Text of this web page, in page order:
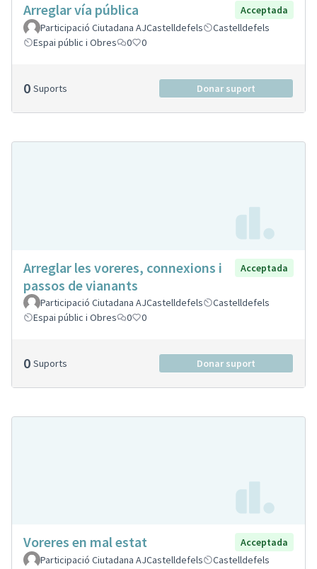
Arreglar vía pública
Acceptada
Participació Ciutadana AJCastelldefels
Castelldefels
Espai públic i Obres
0 0
0 Suports Donar suport
Arreglar les voreres, connexions i
passos de vianants
Acceptada
Participació Ciutadana AJCastelldefels
Castelldefels
Espai públic i Obres
0 0
0 Suports Donar suport
Voreres en mal estat
Acceptada
Participació Ciutadana AJCastelldefels
Castelldefels